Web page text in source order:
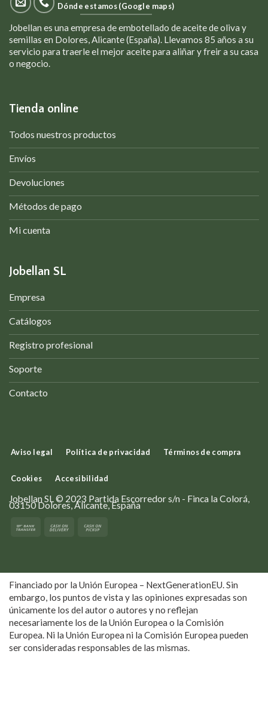
Dónde estamos (Google maps)
Jobellan es una empresa de embotellado de aceite de oliva y
semillas en Dolores, Alicante (España). Llevamos 85 años a su
servicio para traerle el mejor aceite para aliñar y freir a su casa
o negocio.
Tienda online
Todos nuestros productos
Envíos
Devoluciones
Métodos de pago
Mi cuenta
Jobellan SL
Empresa
Catálogos
Registro profesional
Soporte
Contacto
Aviso legal Política de privacidad Términos de compra
Cookies Accesibilidad
Jobellan SL © 2023 Partida Escorredor s/n - Finca la Colorá,
03150 Dolores, Alicante, España
Financiado por la Unión Europea – NextGenerationEU. Sin
embargo, los puntos de vista y las opiniones expresadas son
únicamente los del autor o autores y no reflejan
necesariamente los de la Unión Europea o la Comisión
Europea. Ni la Unión Europea ni la Comisión Europea pueden
ser consideradas responsables de las mismas.